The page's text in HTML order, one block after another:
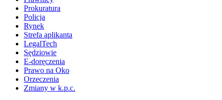
Prokuratura
Policja
Rynek
Strefa aplikanta
LegalTech
Sędziowie
E-doręczenia
Prawo na Oko
Orzeczenia
Zmiany w k.p.c.